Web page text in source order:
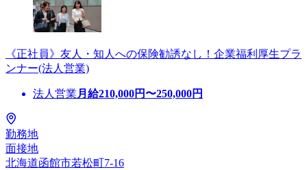
《正社員》友人・知人への保険勧誘なし！企業福利厚生プラ
ンナー(法人営業)
法人営業 月給210,000円〜250,000円
勤務地
面接地
北海道函館市若松町7-16